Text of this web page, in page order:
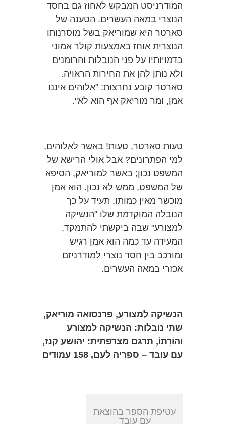
המודרניסט המבקש לאחוז גם בחסד
הנוצרי במאה העשרים. הטענה של
סארטר היא שמוריאק בשל מוסרנותו
הנוצרית אוחז באמצעות קולר אמוני
בדמויותיו על פני הנובלות והרומנים
ולא נותן להן את החירות הראויה.
סארטר קובע נחרצות: "אלוהים איננו
אמן, ומר מוריאק אף הוא לא".
טעות סארטר, טעות! באשר לאלוהים,
למי הפתרונים? אבל אולי הרישא של
המשפט נכון; באשר למוריאק, הסיפא
של המשפט, ממש לא נכון. הוא אמן
מוכשר מאין כמותו. תעיד על כך
הנובלה המוקדמת שלו "הנשיקה
למצורע" שבה ביקשתי להתמקד,
המעידה עד כמה הוא אמן רגיש
ומורכב בין חסד נוצרי למודרניזם
אכזרי במאה העשרים.
הנשיקה למצורע, פרנסואה מוריאק,
שתי נובלות: הנשיקה למצורע
והוֹרָתוֹ, תרגם מצרפתית: יהושע קנז,
עם עובד – ספרִיה לעם, 158 עמודים
עטיפת הספר בהוצאת
עם עובד